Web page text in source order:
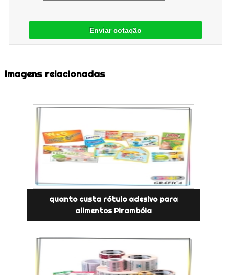
Enviar cotação
Imagens relacionadas
quanto custa rótulo adesivo para
alimentos Pirambóia